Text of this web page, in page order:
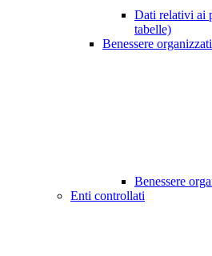
Dati relativi ai
tabelle)
Benessere
Benessere
Enti controllati